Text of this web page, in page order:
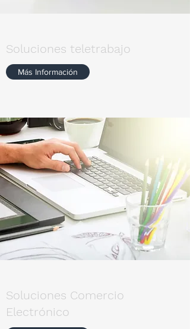
Soluciones teletrabajo
Más Información
Soluciones Comercio
Electrónico